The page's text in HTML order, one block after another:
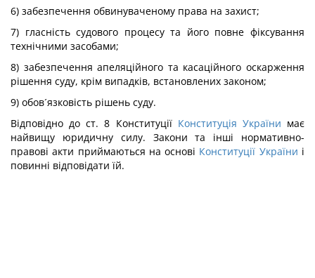
6) забезпечення обвинуваченому права на захист;
7) гласність судового процесу та його повне фіксування
технічними засобами;
8) забезпечення апеляційного та касаційного оскарження
рішення суду, крім випадків, встановлених законом;
9) обов´язковість рішень суду.
Відповідно до ст. 8 Конституції Конституція України має
найвищу юридичну силу. Закони та інші нормативно-
правові акти приймаються на основі Конституції України і
повинні відповідати їй.